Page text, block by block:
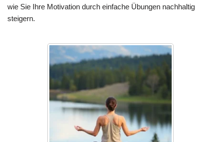
wie Sie Ihre Motivation durch einfache Übungen nachhaltig
steigern.